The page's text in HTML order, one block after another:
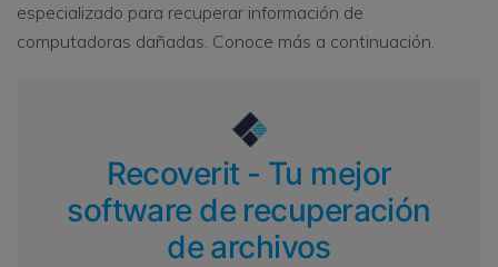
especializado para recuperar información de
computadoras dañadas. Conoce más a continuación.
Recoverit - Tu mejor
software de recuperación
de archivos